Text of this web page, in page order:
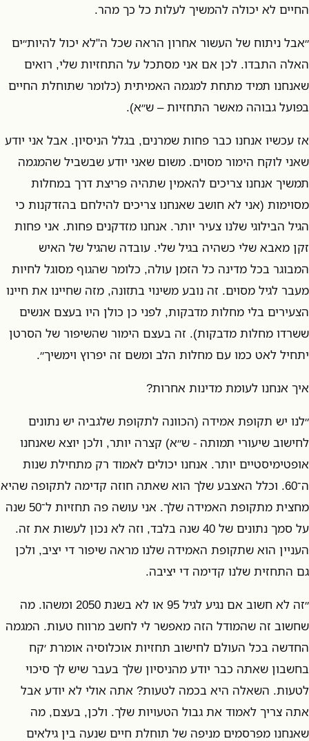
החיים לא יכולה להמשיך לעלות כל כך מהר.
״אבל ניתוח של העשור אחרון הראה שכל ה"לא יכול להיות״ים
האלה התבדו. לכן אם אני מסתכל על התחזיות שלי, רואים
שאנחנו תמיד מתחת למגמה האמיתית (כלומר שתוחלת החיים
בפועל גבוהה מאשר התחזיות – ש״א).
אז עכשיו אנחנו כבר פחות שמרנים, בגלל הניסיון. אבל אני יודע
שאני לוקח הימור מסוים. משום שאני יודע שבשביל שהמגמה
תמשיך אנחנו צריכים להאמין שתהיה פריצת דרך במחלות
מסוימות (אני לא חושב שאנחנו צריכים להילחם בהזדקנות כי
הגיל הבילוגי שלנו צעיר יותר. אנחנו מזדקנים פחות. אני פחות
זקן מאבא שלי כשהיה בגיל שלי. עובדה שהגיל של האיש
המבוגר בכל מדינה כל הזמן עולה, כלומר שהגוף מסוגל לחיות
מעבר לגיל מסוים. זה נובע משינוי בתזונה, מזה שחיינו את חיינו
הצעירים בלי מחלות מדבקות, לפני כן כולן היו בעצם אנשים
ששרדו מחלות מדבקות). זה בעצם הימור שהשיפור של הסרטן
יתחיל לאט כמו עם מחלות הלב ומשם זה יפרוץ וימשיך״.
איך אנחנו לעומת מדינות אחרות?
״לנו יש תקופת אמידה (הכוונה לתקופת שלגביה יש נתונים
לחישוב שיעורי תמותה - ש״א) קצרה יותר, ולכן יוצא שאנחנו
אופטימיסטיים יותר. אנחנו יכולים לאמוד רק מתחילת שנות
ה־60. וכלל האצבע שלך הוא שאתה חוזה קדימה לתקופה שהיא
מחצית מתקופת האמידה שלך. אני עושה פה תחזיות ל־50 שנה
על סמך נתונים של 40 שנה בלבד, וזה לא נכון לעשות את זה.
העניין הוא שתקופת האמידה שלנו מראה שיפור די יציב, ולכן
גם התחזית שלנו קדימה די יציבה.
״זה לא חשוב אם נגיע לגיל 95 או לא בשנת 2050 ומשהו. מה
שחשוב זה שהמודל הזה מאפשר לי לחשב מרווח טעות. המגמה
החדשה בכל העולם לחישוב תחזיות אוכלוסיה אומרת ׳קח
בחשבון שאתה כבר יודע מהניסיון שלך בעבר שיש לך סיכוי
לטעות. השאלה היא בכמה לטעות? אתה אולי לא יודע אבל
אתה צריך לאמוד את גבול הטעויות שלך. ולכן, בעצם, מה
שאנחנו מפרסמים מניפה של תוחלת חיים שנעה בין גילאים